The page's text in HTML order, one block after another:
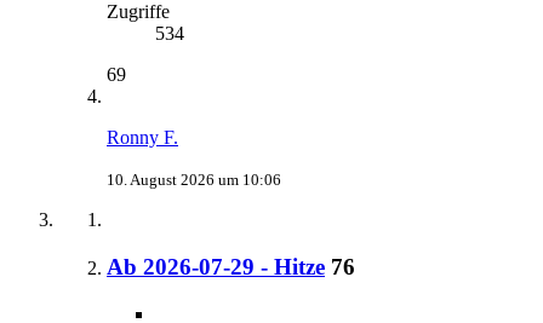
Zugriffe
534
69
Ronny F.
10. August 2026 um 10:06
Ab 2026-07-29 - Hitze 76